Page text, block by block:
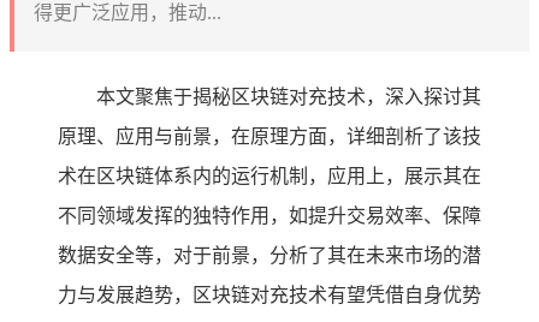
得更广泛应用，推动...
本文聚焦于揭秘区块链对充技术，深入探讨其
原理、应用与前景，在原理方面，详细剖析了该技
术在区块链体系内的运行机制，应用上，展示其在
不同领域发挥的独特作用，如提升交易效率、保障
数据安全等，对于前景，分析了其在未来市场的潜
力与发展趋势，区块链对充技术有望凭借自身优势